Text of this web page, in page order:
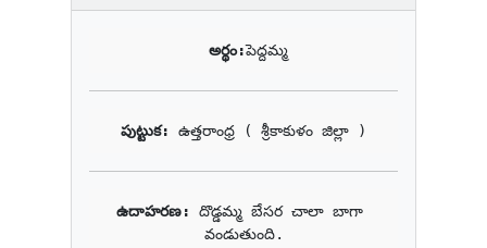
అర్థం:పెద్దమ్మ
పుట్టుక: ఉత్తరాంధ్ర ( శ్రీకాకుళం జిల్లా )
ఉదాహరణ: దొడ్డమ్మ బేసర చాలా బాగా
వండుతుంది.